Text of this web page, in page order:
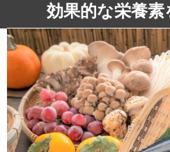
効果的な栄養素